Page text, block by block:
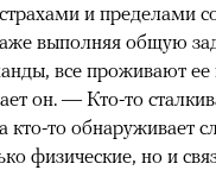
и пределами
выполняя общую
все проживают ее
он. — Кто-то
кто-то обнаруживает
физические, но и